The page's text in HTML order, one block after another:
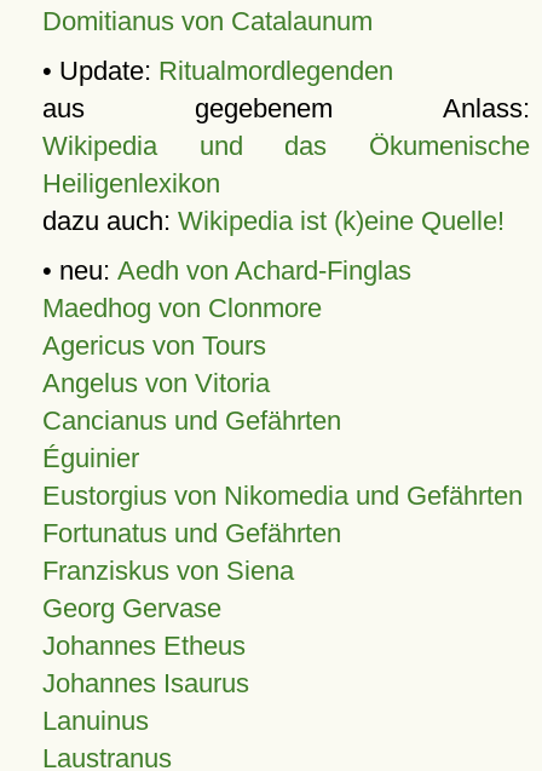
Domitianus von Catalaunum
• Update: Ritualmordlegenden
aus gegebenem Anlass:
Wikipedia und das Ökumenische
Heiligenlexikon
dazu auch: Wikipedia ist (k)eine Quelle!
• neu: Aedh von Achard-Finglas
Maedhog von Clonmore
Agericus von Tours
Angelus von Vitoria
Cancianus und Gefährten
Éguinier
Eustorgius von Nikomedia und Gefährten
Fortunatus und Gefährten
Franziskus von Siena
Georg Gervase
Johannes Etheus
Johannes Isaurus
Lanuinus
Laustranus